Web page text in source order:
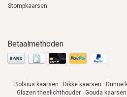
Stompkaarsen
Betaalmethoden
Bolsius kaarsen Dikke kaarsen Dunne
Glazen theelichthouder
Gouda kaarsen